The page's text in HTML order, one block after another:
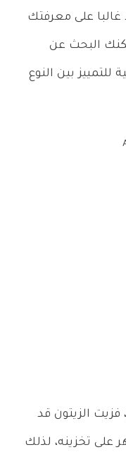
غالبا على معرفتك
البحث عن
للتمييز بين النوع
فزيت الزيتون قد
بعد مرور سنة أو 18 شهر على تخزينه، لذلك